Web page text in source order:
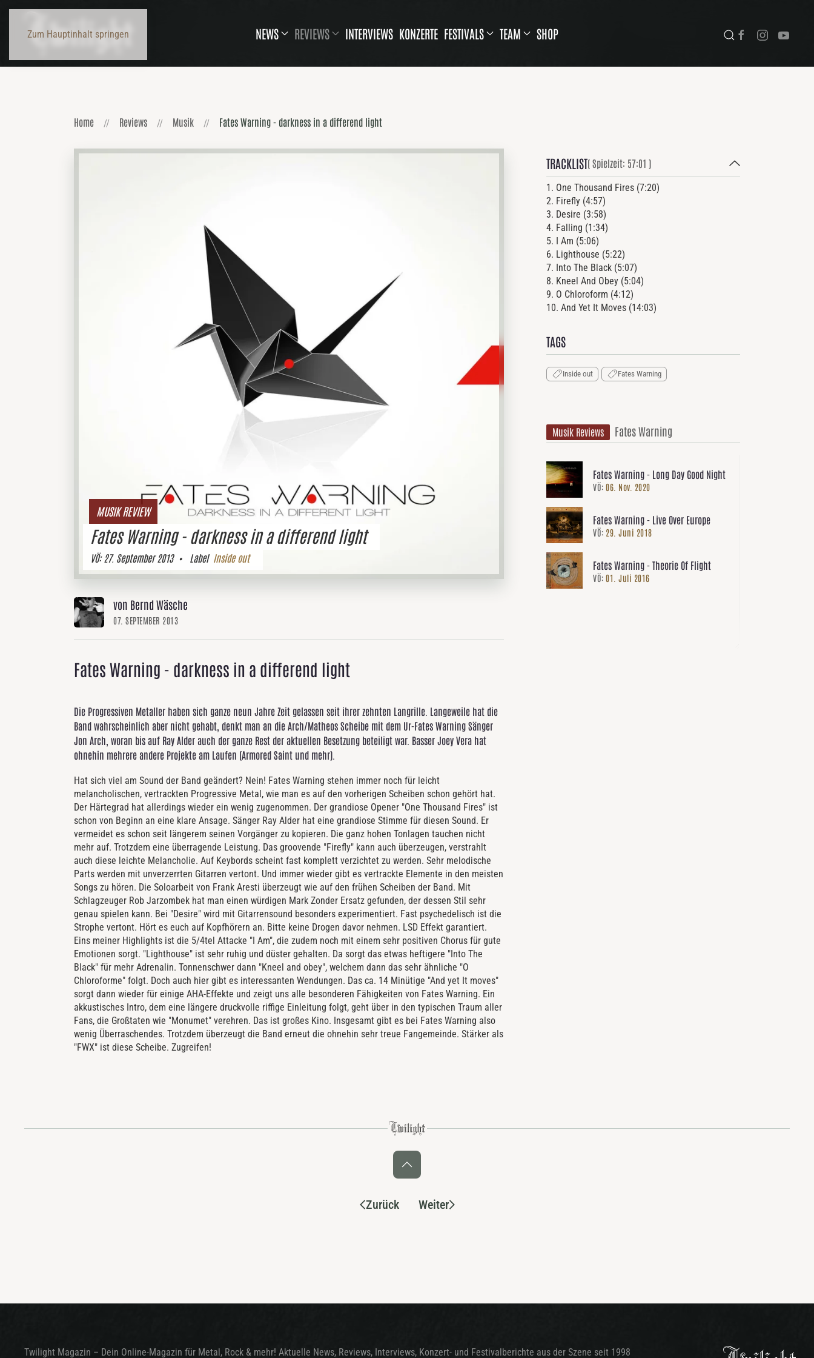
Zum Hauptinhalt springen NEWS REVIEWS INTERVIEWS KONZERTE FESTIVALS TEAM SHOP
Home Reviews Musik Fates Warning - darkness in a differend light
MUSIK REVIEW
Fates Warning - darkness in a differend light
VÖ:27. September 2013• Label Inside out
von Bernd Wäsche
07. SEPTEMBER 2013
Fates Warning - darkness in a differend light
Die Progressiven Metaller haben sich ganze neun Jahre Zeit gelassen seit ihrer zehnten Langrille. Langeweile hat die
Band wahrscheinlich aber nicht gehabt, denkt man an die Arch/Matheos Scheibe mit dem Ur-Fates Warning Sänger
Jon Arch, woran bis auf Ray Alder auch der ganze Rest der aktuellen Besetzung beteiligt war. Basser Joey Vera hat
ohnehin mehrere andere Projekte am Laufen (Armored Saint und mehr).
Hat sich viel am Sound der Band geändert? Nein! Fates Warning stehen immer noch für leicht
melancholischen, vertrackten Progressive Metal, wie man es auf den vorherigen Scheiben schon gehört hat.
Der Härtegrad hat allerdings wieder ein wenig zugenommen. Der grandiose Opener "One Thousand Fires" ist
schon von Beginn an eine klare Ansage. Sänger Ray Alder hat eine grandiose Stimme für diesen Sound. Er
vermeidet es schon seit längerem seinen Vorgänger zu kopieren. Die ganz hohen Tonlagen tauchen nicht
mehr auf. Trotzdem eine überragende Leistung. Das groovende "Firefly" kann auch überzeugen, verstrahlt
auch diese leichte Melancholie. Auf Keybords scheint fast komplett verzichtet zu werden. Sehr melodische
Parts werden mit unverzerrten Gitarren vertont. Und immer wieder gibt es vertrackte Elemente in den meisten
Songs zu hören. Die Soloarbeit von Frank Aresti überzeugt wie auf den frühen Scheiben der Band. Mit
Schlagzeuger Rob Jarzombek hat man einen würdigen Mark Zonder Ersatz gefunden, der dessen Stil sehr
genau spielen kann. Bei "Desire" wird mit Gitarrensound besonders experimentiert. Fast psychedelisch ist die
Strophe vertont. Hört es euch auf Kopfhörern an. Bitte keine Drogen davor nehmen. LSD Effekt garantiert.
Eins meiner Highlights ist die 5/4tel Attacke "I Am", die zudem noch mit einem sehr positiven Chorus für gute
Emotionen sorgt. "Lighthouse" ist sehr ruhig und düster gehalten. Da sorgt das etwas heftigere "Into The
Black" für mehr Adrenalin. Tonnenschwer dann "Kneel and obey", welchem dann das sehr ähnliche "O
Chloroforme" folgt. Doch auch hier gibt es interessanten Wendungen. Das ca. 14 Minütige "And yet It moves"
sorgt dann wieder für einige AHA-Effekte und zeigt uns alle besonderen Fähigkeiten von Fates Warning. Ein
akkustisches Intro, dem eine längere druckvolle riffige Einleitung folgt, geht über in den typischen Traum aller
Fans, die Großtaten wie "Monumet" verehren. Das ist großes Kino. Insgesamt gibt es bei Fates Warning also
wenig Überraschendes. Trotzdem überzeugt die Band erneut die ohnehin sehr treue Fangemeinde. Stärker als
"FWX" ist diese Scheibe. Zugreifen!
TRACKLIST( Spielzeit: 57:01 )
1. One Thousand Fires (7:20)
2. Firefly (4:57)
3. Desire (3:58)
4. Falling (1:34)
5. I Am (5:06)
6. Lighthouse (5:22)
7. Into The Black (5:07)
8. Kneel And Obey (5:04)
9. O Chloroform (4:12)
10. And Yet It Moves (14:03)
TAGS
Inside out Fates Warning
Musik Reviews Fates Warning
Fates Warning - Long Day Good Night
VÖ: 06. Nov. 2020
Fates Warning - Live Over Europe
VÖ: 29. Juni 2018
Fates Warning - Theorie Of Flight
VÖ: 01. Juli 2016
Zurück Weiter
Twilight Magazin – Dein Online-Magazin für Metal, Rock & mehr! Aktuelle News, Reviews, Interviews, Konzert- und Festivalberichte aus der Szene seit 1998